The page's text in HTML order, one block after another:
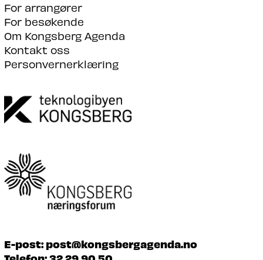
For arrangører
For besøkende
Om Kongsberg Agenda
Kontakt oss
Personvernerklæring
E-post: post@kongsbergagenda.no